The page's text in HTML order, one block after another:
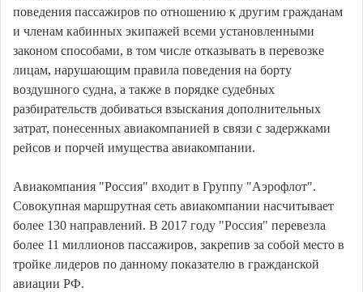
поведения пассажиров по отношению к другим гражданам
и членам кабинных экипажей всеми установленными
законом способами, в том числе отказывать в перевозке
лицам, нарушающим правила поведения на борту
воздушного судна, а также в порядке судебных
разбирательств добиваться взыскания дополнительных
затрат, понесенных авиакомпанией в связи с задержками
рейсов и порчей имущества авиакомпании.
Авиакомпания "Россия" входит в Группу "Аэрофлот".
Совокупная маршрутная сеть авиакомпании насчитывает
более 130 направлений. В 2017 году "Россия" перевезла
более 11 миллионов пассажиров, закрепив за собой место в
тройке лидеров по данному показателю в гражданской
авиации РФ.